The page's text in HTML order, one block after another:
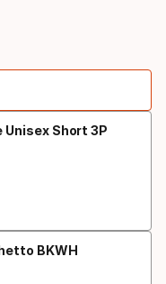
Unisex Short 3P
BKWH